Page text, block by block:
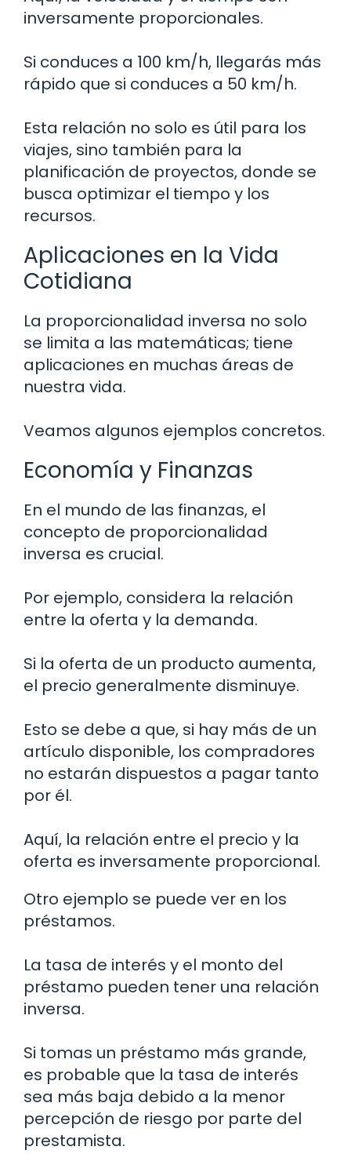
inversamente proporcionales.
Si conduces a 100 km/h, llegarás más
rápido que si conduces a 50 km/h.
Esta relación no solo es útil para los
viajes, sino también para la
planificación de proyectos, donde se
busca optimizar el tiempo y los
recursos.
Aplicaciones en la Vida
Cotidiana
La proporcionalidad inversa no solo
se limita a las matemáticas; tiene
aplicaciones en muchas áreas de
nuestra vida.
Veamos algunos ejemplos concretos.
Economía y Finanzas
En el mundo de las finanzas, el
concepto de proporcionalidad
inversa es crucial.
Por ejemplo, considera la relación
entre la oferta y la demanda.
Si la oferta de un producto aumenta,
el precio generalmente disminuye.
Esto se debe a que, si hay más de un
artículo disponible, los compradores
no estarán dispuestos a pagar tanto
por él.
Aquí, la relación entre el precio y la
oferta es inversamente proporcional.
Otro ejemplo se puede ver en los
préstamos.
La tasa de interés y el monto del
préstamo pueden tener una relación
inversa.
Si tomas un préstamo más grande,
es probable que la tasa de interés
sea más baja debido a la menor
percepción de riesgo por parte del
prestamista.